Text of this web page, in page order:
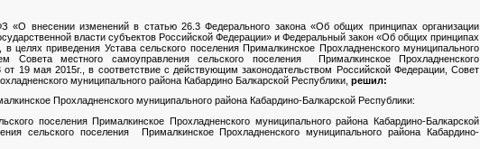
внесении изменений в статью 26.3 Федерального закона «Об общих принципах организации
власти субъектов Российской Федерации» и Федеральный закон «Об общих принципах
целях приведения Устава сельского поселения Прималкинское Прохладненского муниципального
Совета местного самоуправления сельского поселения Прималкинское Прохладненского
19 мая 2015г., в соответствие с действующим законодательством Российской Федерации, Совет
муниципального района Кабардино Балкарской Республики, решил:
Прохладненского муниципального района Кабардино-Балкарской Республики:
поселения Прималкинское Прохладненского муниципального района Кабардино-Балкарской
сельского поселения Прималкинское Прохладненского муниципального района Кабардино-